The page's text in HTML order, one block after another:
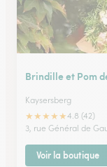
Brindille et Pom
Kaysersberg
★★★★★4.8 (42)
3, rue Général de
Voir la boutique